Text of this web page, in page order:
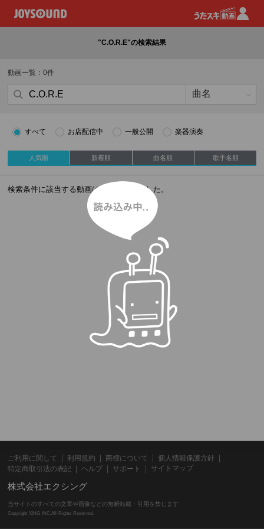
"C.O.R.E"の検索結果
動画一覧：0件
すべて お店配信中 一般公開 楽器演奏
人気順 新着順 曲名順 歌手名順
検索条件に該当する動画はありませんでした。
ご利用に関して 利用規約 商標について
個人情報保護方針
特定商取引法の表記
ヘルプ サポート サイトマップ
株式会社エクシング
当サイトのすべての文章や画像などの無断転載・引用を禁じます
Copyright XING INC.All Rights Reserved.